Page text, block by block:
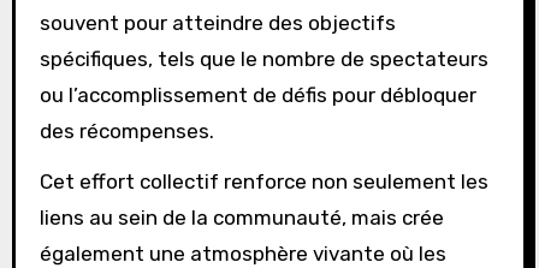
souvent pour atteindre des objectifs
spécifiques, tels que le nombre de spectateurs
ou l’accomplissement de défis pour débloquer
des récompenses.
Cet effort collectif renforce non seulement les
liens au sein de la communauté, mais crée
également une atmosphère vivante où les